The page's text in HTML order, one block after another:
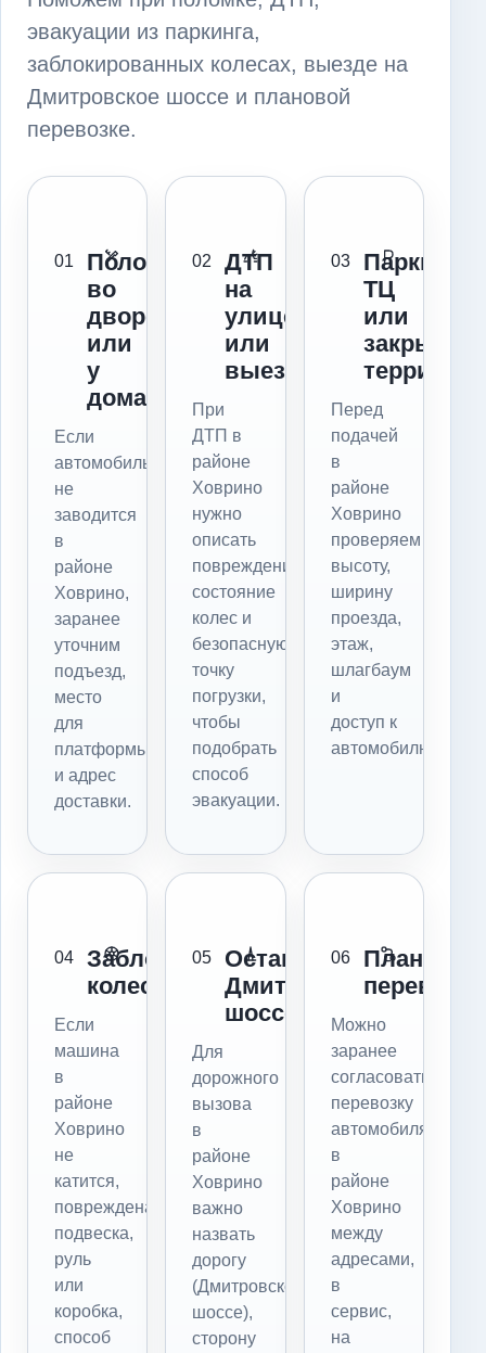
эвакуации из паркинга,
заблокированных колесах, выезде на
Дмитровское шоссе и плановой
перевозке.
01
Поломка
во
дворе
или
у
дома
Если
автомобиль
не
заводится
в
районе
Ховрино,
заранее
уточним
подъезд,
место
для
платформы
и адрес
доставки.
02
ДТП
на
улице
или
выезде
При
ДТП в
районе
Ховрино
нужно
описать
повреждения,
состояние
колес и
безопасную
точку
погрузки,
чтобы
подобрать
способ
эвакуации.
03
Паркинг,
ТЦ
или
закрытая
Перед
подачей
в
районе
Ховрино
проверяем
высоту,
ширину
проезда,
этаж,
шлагбаум
и
доступ к
автомобилю.
04
Заблокированы
колеса
Если
машина
в
районе
Ховрино
не
катится,
повреждена
подвеска,
руль
или
коробка,
способ
05
Остановка:
Дмитровское
шоссе
Для
дорожного
вызова
в
районе
Ховрино
важно
назвать
дорогу
(Дмитровское
шоссе),
сторону
06
Плановая
перевозка
Можно
заранее
согласовать
перевозку
автомобиля
в
районе
Ховрино
между
адресами,
в
сервис,
на